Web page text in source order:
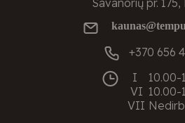
Savanorių pr. 175,
+370 656
I
10.00-
VI 10.00-
VII